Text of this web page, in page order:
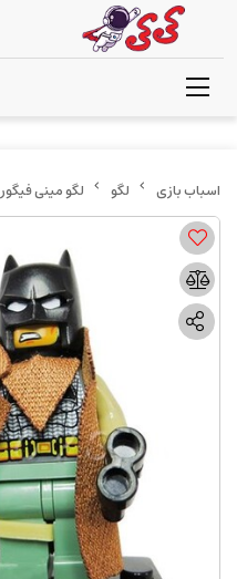
لگو لگو مینی فیگور